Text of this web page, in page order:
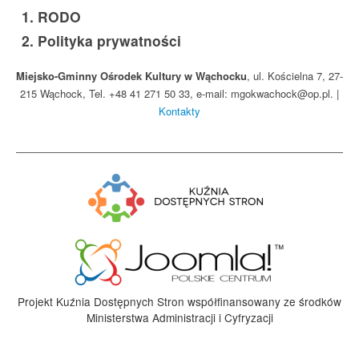
1. RODO
2. Polityka prywatności
Miejsko-Gminny Ośrodek Kultury w Wąchocku, ul. Kościelna 7, 27-
215 Wąchock, Tel. +48 41 271 50 33, e-mail: mgokwachock@op.pl. |
Kontakty
Projekt Kuźnia Dostępnych Stron współfinansowany ze środków
Ministerstwa Administracji i Cyfryzacji